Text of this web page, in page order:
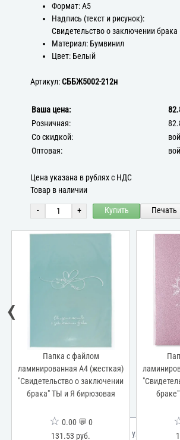
Формат: А5
Надпись (текст и рисунок):
Свидетельство о заключении брака
Материал: Бумвинил
Цвет: Белый
Артикул:СББЖ5002-212н
Ваша цена:
Розничная:
Со скидкой:
Оптовая:
Цена указана в рублях с НДС
Товар в наличии
- + Купить Печать
Папка с файлом
ламинированная А4 (жесткая)
"Свидетельство о заключении
брака" ТЫ и Я бирюзовая
☆ 0.00 💬 0
131.53 руб.
‹
Мы используем куки для улучшения